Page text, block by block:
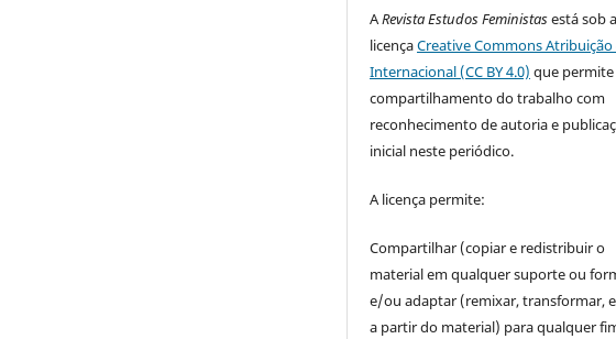
ARevista Estudos Feministasestá sob a
licençaCreative Commons Atribuição
Internacional (CC BY 4.0) que
compartilhamento do trabalho com
reconhecimento de autoria e
inicial neste periódico.
A licença permite:
Compartilhar (copiar e redistribuir o
material em qualquer suporte ou
e/ou adaptar (remixar, transformar,
a partir do material) para qualquer